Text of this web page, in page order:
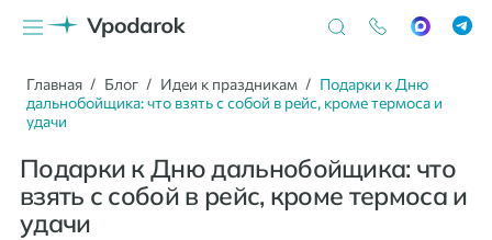
Главная Блог Идеи к праздникам
Подарки к Дню
дальнобойщика: что взять с собой в рейс, кроме термоса и
удачи
Подарки к Дню дальнобойщика: что
взять с собой в рейс, кроме термоса и
удачи